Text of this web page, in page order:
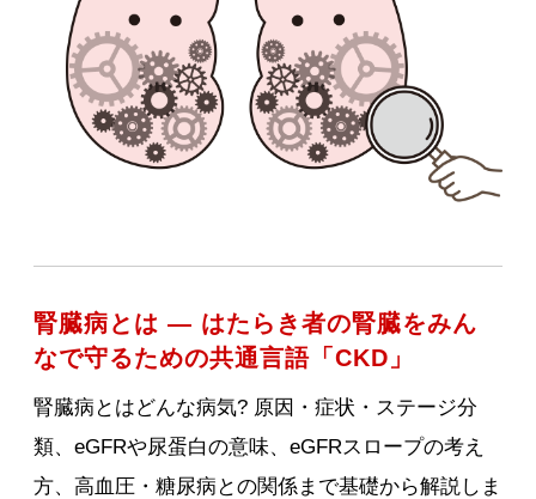
腎臓病とは ― はたらき者の腎臓をみん
なで守るための共通言語「CKD」
腎臓病とはどんな病気? 原因・症状・ステージ分
類、eGFRや尿蛋白の意味、eGFRスロープの考え
方、高血圧・糖尿病との関係まで基礎から解説しま